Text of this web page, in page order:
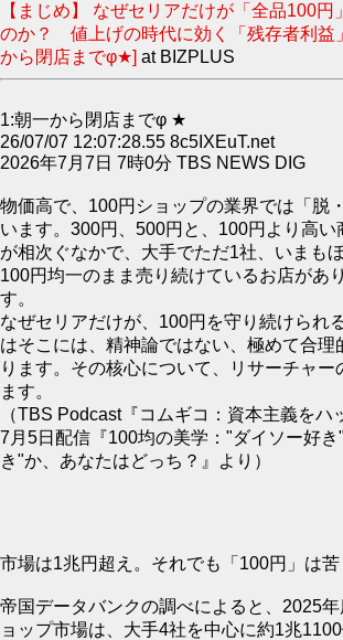
【まじめ】 なぜセリアだけが「全品100円
のか？ 値上げの時代に効く「残存者利益
から閉店までφ★] at BIZPLUS
1:朝一から閉店までφ ★
26/07/07 12:07:28.55 8c5IXEuT.net
2026年7月7日 7時0分 TBS NEWS DIG
物価高で、100円ショップの業界では「脱
います。300円、500円と、100円より高い
が相次ぐなかで、大手でただ1社、いまも
100円均一のまま売り続けているお店があ
す。
なぜセリアだけが、100円を守り続けられ
はそこには、精神論ではない、極めて合理
ります。その核心について、リサーチャー
ます。
（TBS Podcast『コムギコ：資本主義をハ
7月5日配信『100均の美学："ダイソー好
き"か、あなたはどっち？』より）
市場は1兆円超え。それでも「100円」は苦
帝国データバンクの調べによると、2025
ョップ市場は、大手4社を中心に約1兆